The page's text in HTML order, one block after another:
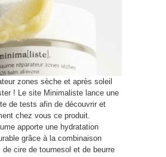
zones sèche et après soleil
! Le site Minimaliste lance une
de tests afin de découvrir et
chez vous ce produit.
apporte une hydratation
grâce à la combinaison
de cire de tournesol et de beurre